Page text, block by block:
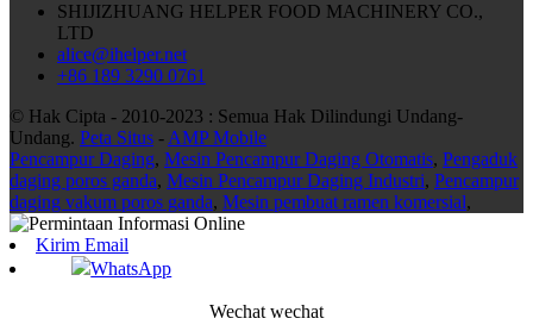
SHIJIZHUANG HELPER FOOD MACHINERY CO.,
LTD
alice@ihelper.net
+86 189 3290 0761
© Hak Cipta - 2010-2023 : Semua Hak Dilindungi Undang-
Undang. Peta Situs -AMP Mobile
Pencampur Daging, Mesin Pencampur Daging Otomatis, Pengaduk
daging poros ganda, Mesin Pencampur Daging Industri, Pencampur
daging vakum poros ganda, Mesin pembuat ramen komersial,
Kirim Email
WhatsApp
Wechat wechat